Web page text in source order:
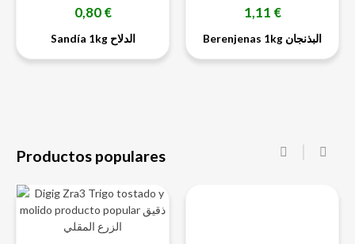
Precio
0,80 €
Sandía 1kg الدلاح
Precio
1,11 €
Berenjenas 1kg البذنجان
Productos populares